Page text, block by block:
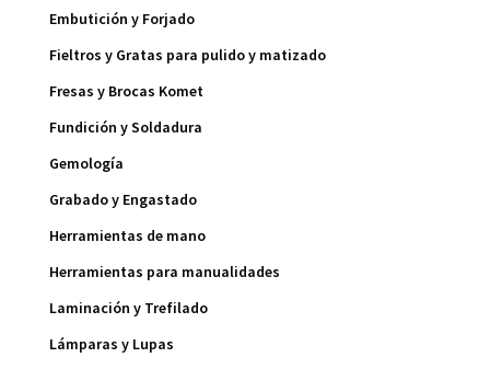
Embutición y Forjado
Fieltros y Gratas para pulido y matizado
Fresas y Brocas Komet
Fundición y Soldadura
Gemología
Grabado y Engastado
Herramientas de mano
Herramientas para manualidades
Laminación y Trefilado
Lámparas y Lupas